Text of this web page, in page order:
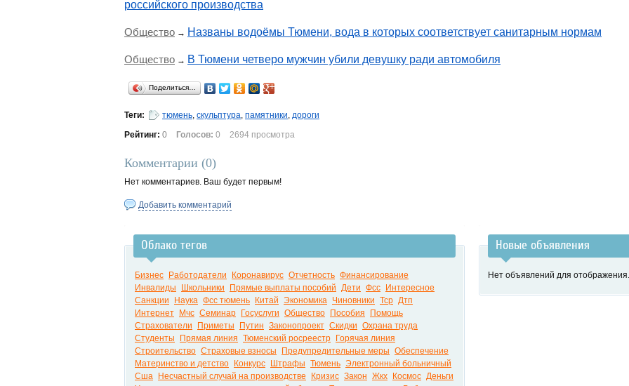
российского производства
Общество → Названы водоёмы Тюмени, вода в которых соответствует санитарным нормам
Общество → В Тюмени четверо мужчин убили девушку ради автомобиля
Поделиться…
Теги: тюмень, скульптура, памятники, дороги
Рейтинг: 0 Голосов: 0 2694 просмотра
Комментарии (0)
Нет комментариев. Ваш будет первым!
Добавить комментарий
Облако тегов
Бизнес Работодатели Коронавирус Отчетность Финансирование
Инвалиды
Школьники Прямые выплаты пособий Дети Фсс
Интересное
Санкции
Наука Фсс тюмень Китай Экономика Чиновники Тср Дтп
Интернет
Мчс Семинар Госуслуги Общество Пособия
Помощь
Страхователи
Приметы Путин Законопроект Скидки Охрана труда
Студенты
Прямая линия Тюменский росреестр
Горячая линия
Строительство Страховые взносы Предупредительные меры Обеспечение
Материнство и детство
Конкурс Штрафы Тюмень Электронный больничный
Сша
Несчастный случай на производстве Кризис Закон Жкх Космос Деньги
Новые объявления
Нет объявлений для отображения.